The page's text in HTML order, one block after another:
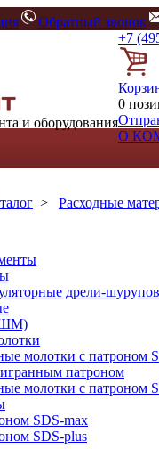
Обратный звонок
и оборудования
+7
0
О
> Расходные
дрели-
молотки с патроном
патроном
молотки с патроном
SDS-max
SDS-plus